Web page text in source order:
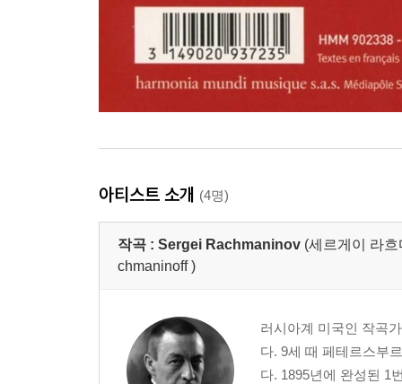
아티스트 소개 (4명)
작곡 : Sergei Rachmaninov (세르게이 라
chmaninoff )
러시아계 미국인 작곡
다. 9세 때 페테르스부
다. 1895년에 완성된 1